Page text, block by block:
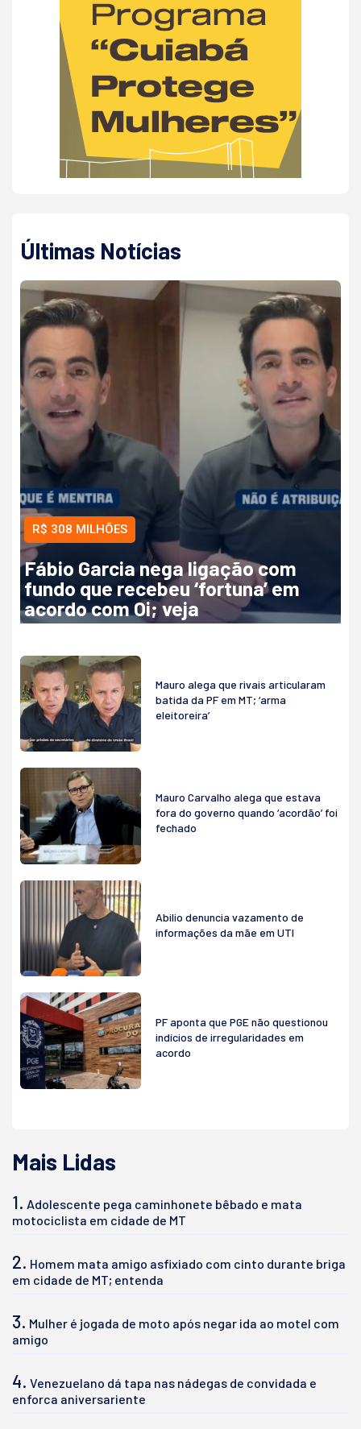
Últimas Notícias
R$ 308 MILHÕES
Fábio Garcia nega ligação com
fundo que recebeu ‘fortuna’ em
acordo com Oi; veja
Mauro alega que rivais articularam
batida da PF em MT; ‘arma
eleitoreira’
Mauro Carvalho alega que estava
fora do governo quando ‘acordão’ foi
fechado
Abilio denuncia vazamento de
informações da mãe em UTI
PF aponta que PGE não questionou
indícios de irregularidades em
acordo
Mais Lidas
1. Adolescente pega caminhonete bêbado e mata
motociclista em cidade de MT
2. Homem mata amigo asfixiado com cinto durante briga
em cidade de MT; entenda
3. Mulher é jogada de moto após negar ida ao motel com
amigo
4. Venezuelano dá tapa nas nádegas de convidada e
enforca aniversariente